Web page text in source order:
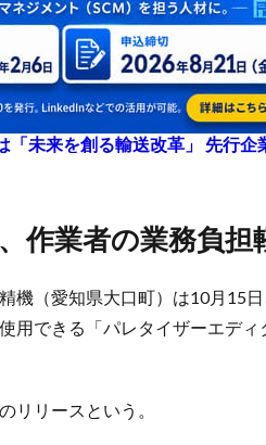
「未来を創る輸送改革」 先行
、作業者の業務負
機（愛知県大口町）は10月15
用できる「パレタイザーエデ
リリースという。